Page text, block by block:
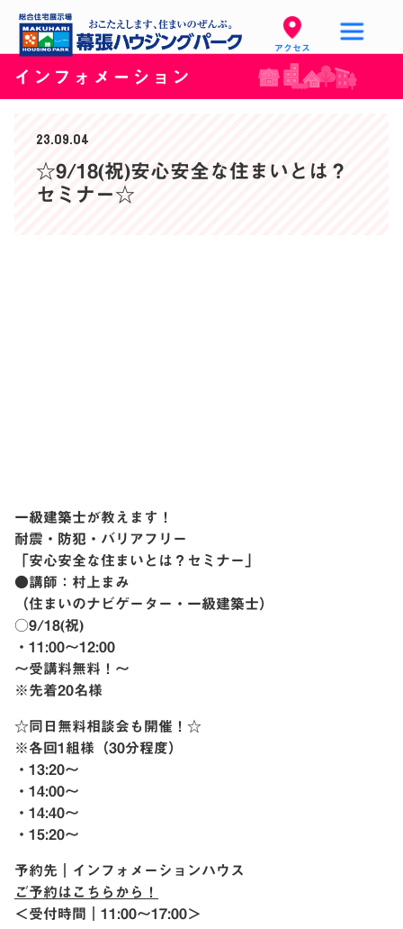
アクセス
インフォメーション
23.09.04
☆9/18(祝)安心安全な住まいとは？
セミナー☆
一級建築士が教えます！
耐震・防犯・バリアフリー
「安心安全な住まいとは？セミナー」
●講師：村上まみ
（住まいのナビゲーター・一級建築士）
○9/18(祝)
・11:00〜12:00
〜受講料無料！〜
※先着20名様
☆同日無料相談会も開催！☆
※各回1組様（30分程度）
・13:20〜
・14:00〜
・14:40〜
・15:20〜
予約先｜インフォメーションハウス
ご予約はこちらから！
＜受付時間｜11:00〜17:00＞